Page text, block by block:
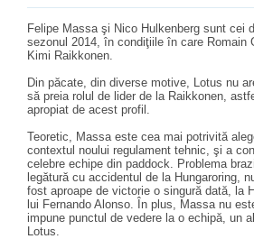
Felipe Massa şi Nico Hulkenberg sunt cei
sezonul 2014, în condiţiile în care Romain
Kimi Raikkonen.
Din păcate, din diverse motive, Lotus nu
să preia rolul de lider de la Raikkonen,
apropiat de acest profil.
Teoretic, Massa este cea mai potrivită
contextul noului regulament tehnic, şi a
celebre echipe din paddock. Problema
legătură cu accidentul de la Hungaroring,
fost aproape de victorie o singură dată, la
lui Fernando Alonso. În plus, Massa nu
impune punctul de vedere la o echipă, un
Lotus.